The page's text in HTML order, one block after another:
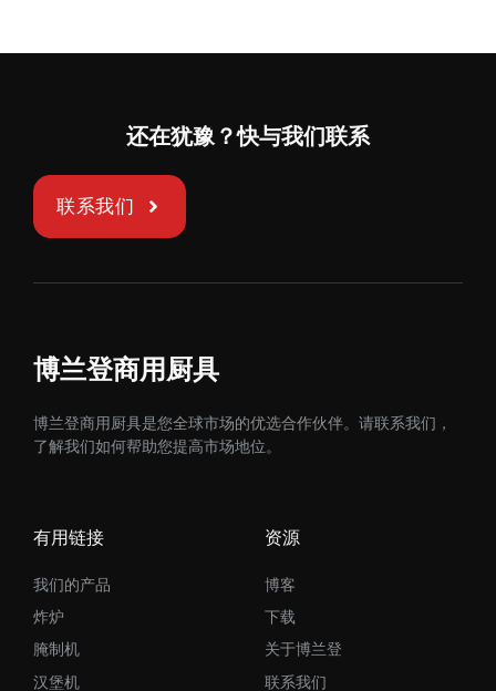
还在犹豫？快与我们联系
联系我们
博兰登商用厨具
博兰登商用厨具是您全球市场的优选合作伙伴。请联系我们，
了解我们如何帮助您提高市场地位。
有用链接
我们的产品
炸炉
腌制机
汉堡机
资源
博客
下载
关于博兰登
联系我们